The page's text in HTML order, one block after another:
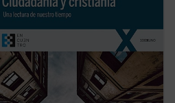
siempre la sociedad por configurar y los
por realizar. Este libro se propone
iluminar la relación existente entre estos
Humanidad, ...(ver ficha)